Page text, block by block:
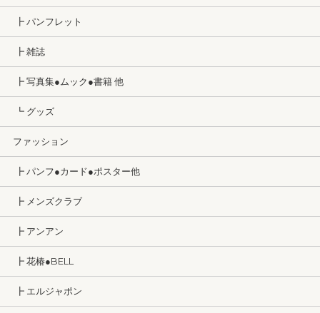
┣ パンフレット
┣ 雑誌
┣ 写真集●ムック●書籍 他
┗ グッズ
ファッション
┣ パンフ●カード●ポスター他
┣ メンズクラブ
┣ アンアン
┣ 花椿●BELL
┣ エルジャポン